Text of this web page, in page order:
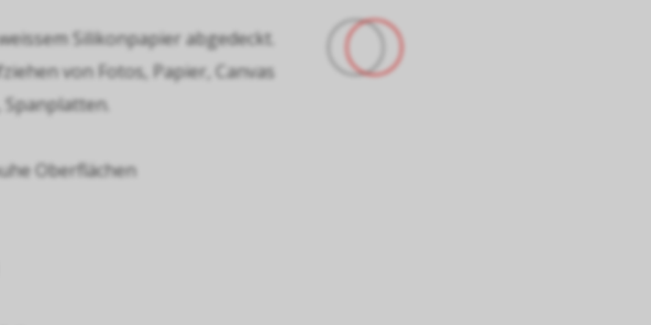
Silikonpapier abgedeckt.
von Fotos, Papier, Canvas
Oberflächen